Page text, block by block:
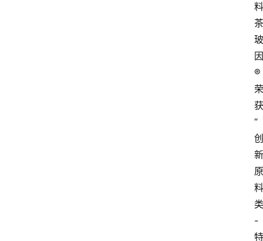
料
茶
玻
因
®
荣
获
“
创
新
原
料
类
-
特